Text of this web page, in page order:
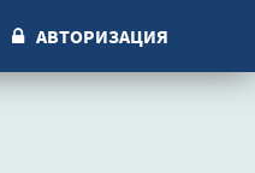
АВТОРИЗАЦИЯ